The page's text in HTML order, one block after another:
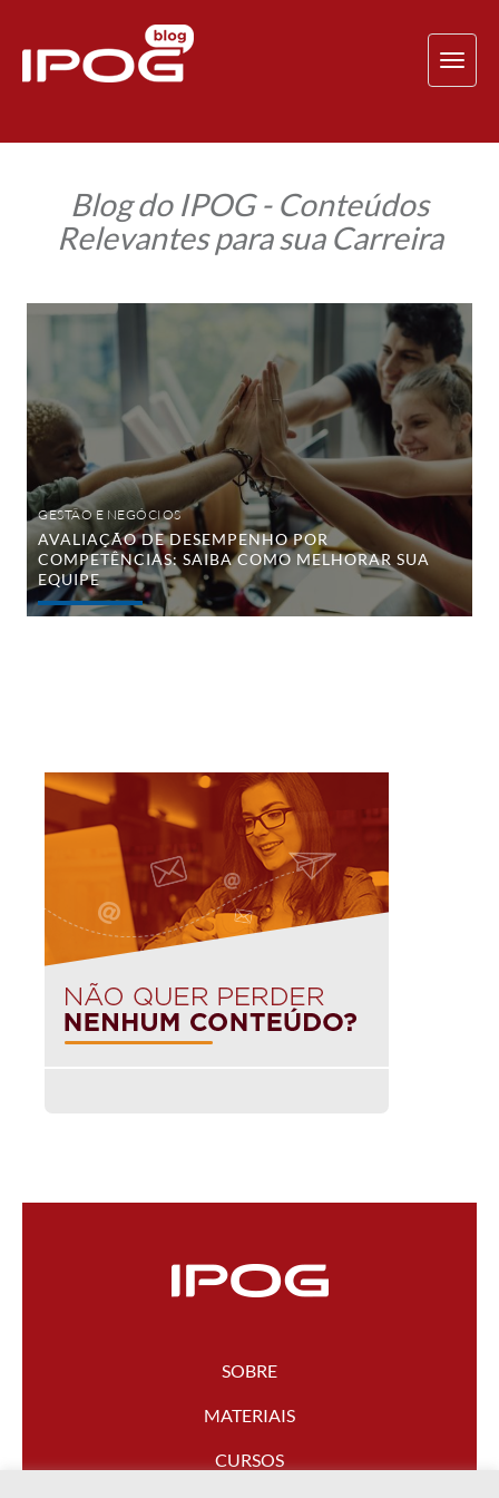
Blog do IPOG - Conteúdos
Relevantes para sua Carreira
Avaliação
desempenho
por
como
melhorar
sua
equipe
GESTÃO E NEGÓCIOS
AVALIAÇÃO DE DESEMPENHO POR
COMPETÊNCIAS: SAIBA COMO MELHORAR SUA
EQUIPE
SOBRE
MATERIAIS
CURSOS